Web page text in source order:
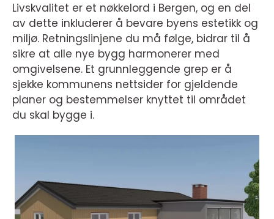
Livskvalitet er et nøkkelord i Bergen, og en del
av dette inkluderer å bevare byens estetikk og
miljø. Retningslinjene du må følge, bidrar til å
sikre at alle nye bygg harmonerer med
omgivelsene. Et grunnleggende grep er å
sjekke kommunens nettsider for gjeldende
planer og bestemmelser knyttet til området
du skal bygge i.